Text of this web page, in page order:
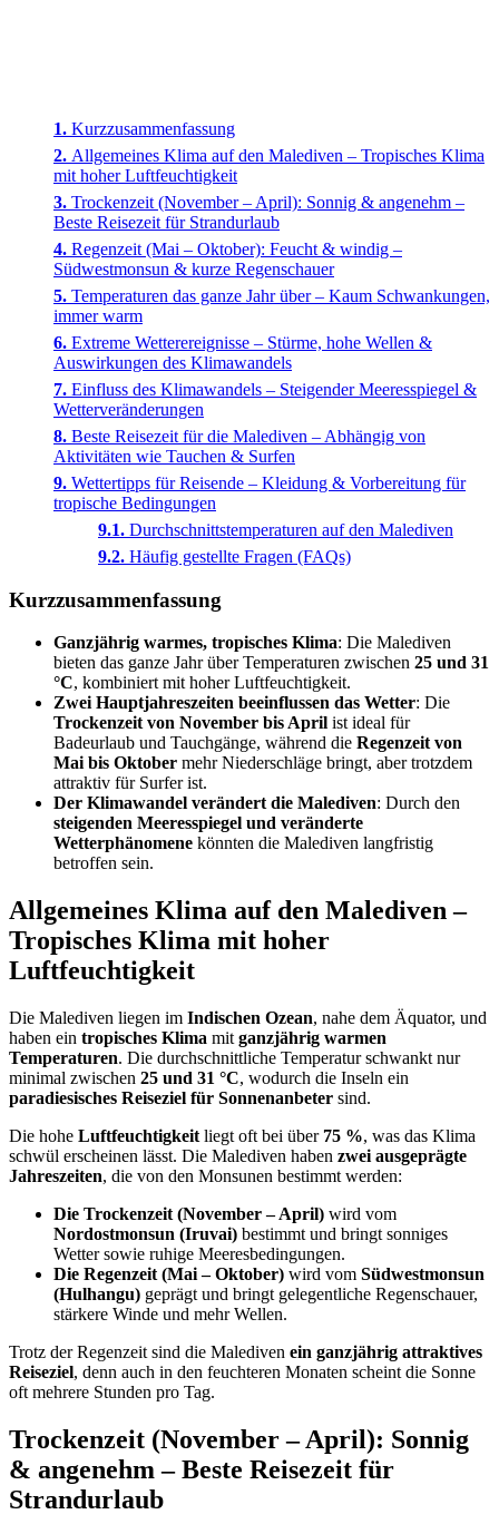
Kurzzusammenfassung
Allgemeines Klima auf den Malediven – Tropisches Klima
mit hoher Luftfeuchtigkeit
Trockenzeit (November – April): Sonnig & angenehm –
Beste Reisezeit für Strandurlaub
Regenzeit (Mai – Oktober): Feucht & windig –
Südwestmonsun & kurze Regenschauer
Temperaturen das ganze Jahr über – Kaum Schwankungen,
immer warm
Extreme Wetterereignisse – Stürme, hohe Wellen &
Auswirkungen des Klimawandels
Einfluss des Klimawandels – Steigender Meeresspiegel &
Wetterveränderungen
Beste Reisezeit für die Malediven – Abhängig von
Aktivitäten wie Tauchen & Surfen
Wettertipps für Reisende – Kleidung & Vorbereitung für
tropische Bedingungen
Durchschnittstemperaturen auf den Malediven
Häufig gestellte Fragen (FAQs)
Kurzzusammenfassung
Ganzjährig warmes, tropisches Klima: Die Malediven
bieten das ganze Jahr über Temperaturen zwischen 25 und 31
°C, kombiniert mit hoher Luftfeuchtigkeit.
Zwei Hauptjahreszeiten beeinflussen das Wetter: Die
Trockenzeit von November bis April ist ideal für
Badeurlaub und Tauchgänge, während die Regenzeit von
Mai bis Oktober mehr Niederschläge bringt, aber trotzdem
attraktiv für Surfer ist.
Der Klimawandel verändert die Malediven: Durch den
steigenden Meeresspiegel und veränderte
Wetterphänomene könnten die Malediven langfristig
betroffen sein.
Allgemeines Klima auf den Malediven –
Tropisches Klima mit hoher
Luftfeuchtigkeit
Die Malediven liegen im Indischen Ozean, nahe dem Äquator, und
haben ein tropisches Klima mit ganzjährig warmen
Temperaturen. Die durchschnittliche Temperatur schwankt nur
minimal zwischen 25 und 31 °C, wodurch die Inseln ein
paradiesisches Reiseziel für Sonnenanbeter sind.
Die hohe Luftfeuchtigkeit liegt oft bei über 75 %, was das Klima
schwül erscheinen lässt. Die Malediven haben zwei ausgeprägte
Jahreszeiten, die von den Monsunen bestimmt werden:
Die Trockenzeit (November – April) wird vom
Nordostmonsun (Iruvai) bestimmt und bringt sonniges
Wetter sowie ruhige Meeresbedingungen.
Die Regenzeit (Mai – Oktober) wird vom Südwestmonsun
(Hulhangu) geprägt und bringt gelegentliche Regenschauer,
stärkere Winde und mehr Wellen.
Trotz der Regenzeit sind die Malediven ein ganzjährig attraktives
Reiseziel, denn auch in den feuchteren Monaten scheint die Sonne
oft mehrere Stunden pro Tag.
Trockenzeit (November – April): Sonnig
& angenehm – Beste Reisezeit für
Strandurlaub